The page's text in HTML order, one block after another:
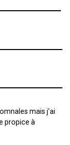
GOSPEL
INDIE
mais j’ai
propice à